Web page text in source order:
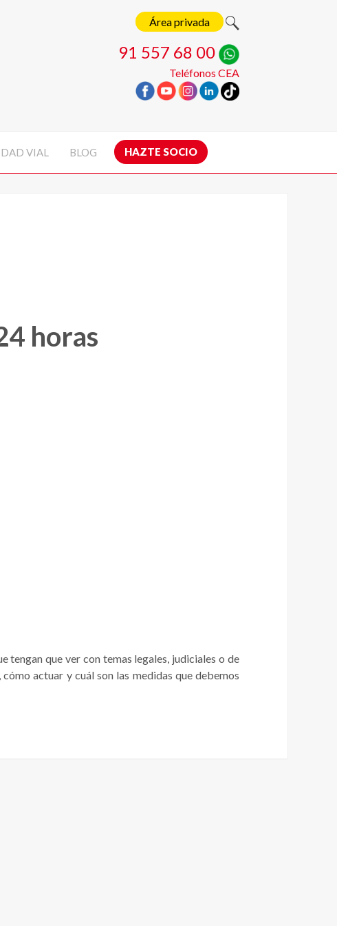
Área privada
91 557 68 00
Teléfonos CEA
VIAL BLOG HAZTE SOCIO
horas
tengan que ver con temas legales, judiciales o de
actuar y cuál son las medidas que debemos